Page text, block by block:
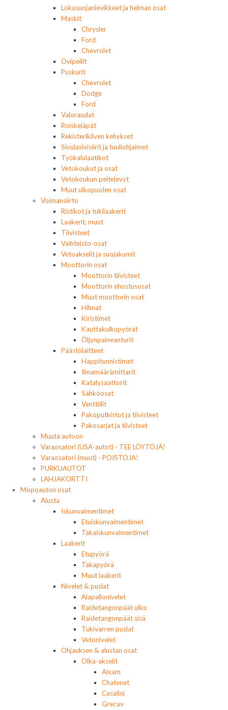
Lokasuojanlevikkeet ja helman osat
Maskit
Chrysler
Ford
Chevrolet
Ovipeilit
Puskurit
Chevrolet
Dodge
Ford
Valoraudat
Roiskeläpät
Rekisterikilven kehykset
Sivulasivisiirit ja tuuliohjaimet
Työkalulaatikot
Vetokoukut ja osat
Vetokoukun peitelevyt
Muut ulkopuolen osat
Voimansiirto
Ristikot ja tukilaakerit
Laakerit, muut
Tiivisteet
Vaihteisto-osat
Vetoakselit ja suojakumit
Moottorin osat
Moottorin tiivisteet
Moottorin ehostusosat
Muut moottorin osat
Hihnat
Kiristimet
Kauttakulkupyörät
Öljynpaineanturit
Päästölaitteet
Happitunnistimet
Ilmamäärämittarit
Katalysaattorit
Sähköosat
Venttiilit
Pakoputkistot ja tiivisteet
Pakosarjat ja tiivisteet
Muuta autoon
Varaosatori (USA-autot) - TEE LÖYTÖJÄ!
Varaosatori (muut) - POISTOJA!
PURKUAUTOT
LAHJAKORTTI
Mopoauton osat
Alusta
Iskunvaimentimet
Etuiskunvaimentimet
Takaiskunvaimentimet
Laakerit
Etupyörä
Takapyörä
Muut laakerit
Nivelet & puslat
Alapallonivelet
Raidetangonpäät ulko
Raidetangonpäät sisä
Tukivarren puslat
Vetonivelet
Ohjauksen & alustan osat
Olka-akselit
Aixam
Chatenet
Casalini
Grecav